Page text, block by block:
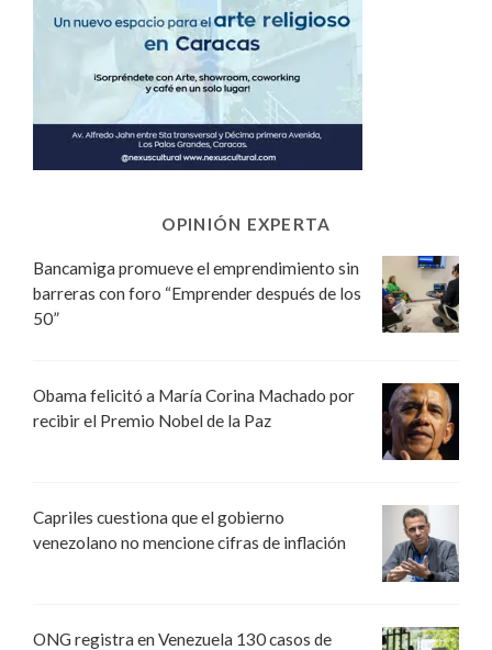
OPINIÓN EXPERTA
Bancamiga promueve el emprendimiento sin
barreras con foro “Emprender después de los
50”
Obama felicitó a María Corina Machado por
recibir el Premio Nobel de la Paz
Capriles cuestiona que el gobierno
venezolano no mencione cifras de inflación
ONG registra en Venezuela 130 casos de